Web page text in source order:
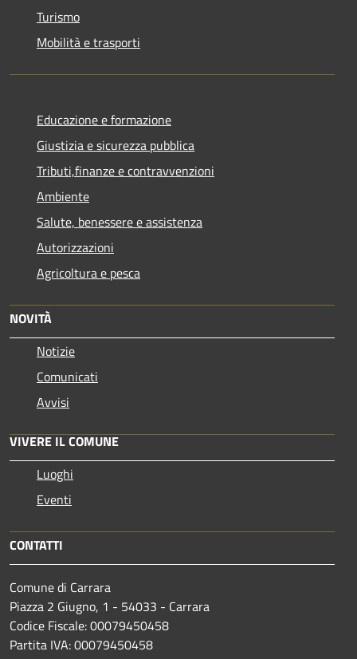
Turismo
Mobilità e trasporti
Educazione e formazione
Giustizia e sicurezza pubblica
Tributi,finanze e contravvenzioni
Ambiente
Salute, benessere e assistenza
Autorizzazioni
Agricoltura e pesca
NOVITÀ
Notizie
Comunicati
Avvisi
VIVERE IL COMUNE
Luoghi
Eventi
CONTATTI
Comune di Carrara
Piazza 2 Giugno, 1 - 54033 - Carrara
Codice Fiscale: 00079450458
Partita IVA: 00079450458